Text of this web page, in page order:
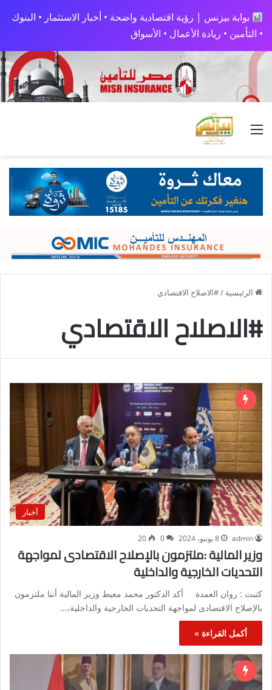
بوابة بيزنس | رؤية اقتصادية واضحة • أخبار الاستثمار • البنوك
• التأمين • ريادة الأعمال • الأسواق
القائمة
الرئيسية /#الاصلاح الاقتصادي
#الاصلاح الاقتصادي
أخبار
admin 8 يونيو، 2024 0
20
وزير المالية :ملتزمون بالإصلاح الاقتصادى لمواجهة
التحديات الخارجية والداخلية
كتبت : روان العمدة أكد الدكتور محمد معيط وزير المالية أننا ملتزمون
بالإصلاح الاقتصادى لمواجهة التحديات الخارجية والداخلية،…
أكمل القراءة »